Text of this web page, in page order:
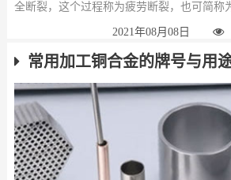
全断裂，这个过程称为疲劳断裂，也可简称
2021年08月08日
常用加工铜合金的牌号与用